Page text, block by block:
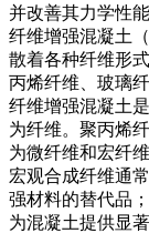
并改善其力学性
纤维增强混凝土
散着各种纤维形
丙烯纤维、玻璃
纤维增强混凝土
为纤维。聚丙烯
为微纤维和宏纤维
宏观合成纤维通
强材料的替代品
为混凝土提供显